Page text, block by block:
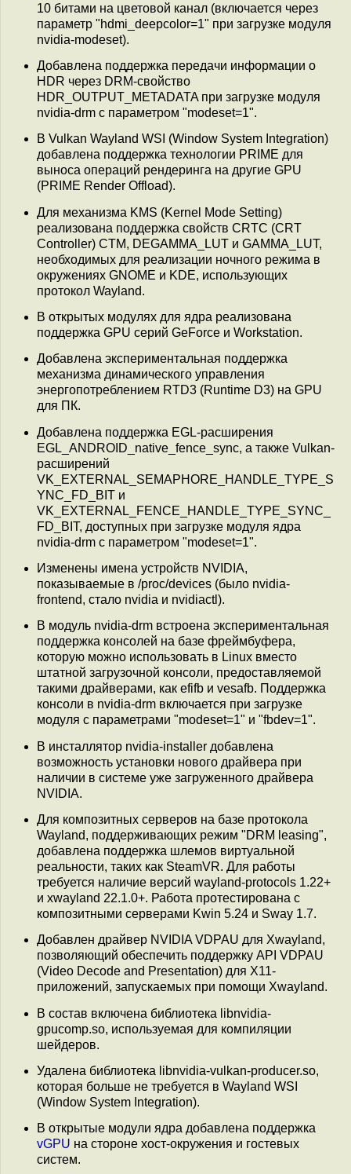
10 битами на цветовой канал (включается через
параметр "hdmi_deepcolor=1" при загрузке модуля
nvidia-modeset).
Добавлена поддержка передачи информации о
HDR через DRM-свойство
HDR_OUTPUT_METADATA при загрузке модуля
nvidia-drm с параметром "modeset=1".
В Vulkan Wayland WSI (Window System Integration)
добавлена поддержка технологии PRIME для
выноса операций рендеринга на другие GPU
(PRIME Render Offload).
Для механизма KMS (Kernel Mode Setting)
реализована поддержка свойств CRTC (CRT
Controller) CTM, DEGAMMA_LUT и GAMMA_LUT,
необходимых для реализации ночного режима в
окружениях GNOME и KDE, использующих
протокол Wayland.
В открытых модулях для ядра реализована
поддержка GPU серий GeForce и Workstation.
Добавлена экспериментальная поддержка
механизма динамического управления
энергопотреблением RTD3 (Runtime D3) на GPU
для ПК.
Добавлена поддержка EGL-расширения
EGL_ANDROID_native_fence_sync, а также Vulkan-
расширений
VK_EXTERNAL_SEMAPHORE_HANDLE_TYPE_S
YNC_FD_BIT и
VK_EXTERNAL_FENCE_HANDLE_TYPE_SYNC_
FD_BIT, доступных при загрузке модуля ядра
nvidia-drm с параметром "modeset=1".
Изменены имена устройств NVIDIA,
показываемые в /proc/devices (было nvidia-
frontend, стало nvidia и nvidiactl).
В модуль nvidia-drm встроена экспериментальная
поддержка консолей на базе фреймбуфера,
которую можно использовать в Linux вместо
штатной загрузочной консоли, предоставляемой
такими драйверами, как efifb и vesafb. Поддержка
консоли в nvidia-drm включается при загрузке
модуля с параметрами "modeset=1" и "fbdev=1".
В инсталлятор nvidia-installer добавлена
возможность установки нового драйвера при
наличии в системе уже загруженного драйвера
NVIDIA.
Для композитных серверов на базе протокола
Wayland, поддерживающих режим "DRM leasing",
добавлена поддержка шлемов виртуальной
реальности, таких как SteamVR. Для работы
требуется наличие версий wayland-protocols 1.22+
и xwayland 22.1.0+. Работа протестирована с
композитными серверами Kwin 5.24 и Sway 1.7.
Добавлен драйвер NVIDIA VDPAU для Xwayland,
позволяющий обеспечить поддержку API VDPAU
(Video Decode and Presentation) для X11-
приложений, запускаемых при помощи Xwayland.
В состав включена библиотека libnvidia-
gpucomp.so, используемая для компиляции
шейдеров.
Удалена библиотека libnvidia-vulkan-producer.so,
которая больше не требуется в Wayland WSI
(Window System Integration).
В открытые модули ядра добавлена поддержка
vGPU на стороне хост-окружения и гостевых
систем.